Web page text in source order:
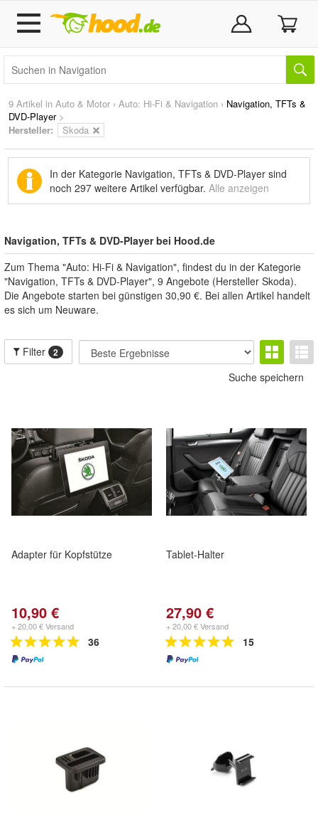
9 Artikel in Auto & Motor › Auto: Hi-Fi & Navigation › Navigation, TFTs &
DVD-Player>
Hersteller:
Skoda
In der Kategorie Navigation, TFTs & DVD-Player sind
noch 297 weitere Artikel verfügbar. Alle anzeigen
Navigation, TFTs & DVD-Player bei Hood.de
Zum Thema "Auto: Hi-Fi & Navigation", findest du in der Kategorie
"Navigation, TFTs & DVD-Player", 9 Angebote (Hersteller Skoda).
Die Angebote starten bei günstigen 30,90 €. Bei allen Artikel handelt
es sich um Neuware.
Filter 2
Suche speichern
Adapter für Kopfstütze
10,90 €
+ 20,00 € Versand
36
Tablet-Halter
27,90 €
+ 20,00 € Versand
15